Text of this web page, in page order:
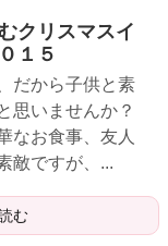
クリスマスイ
１５
だから子供と素
思いませんか？
なお食事、友人
敵ですが、...
む